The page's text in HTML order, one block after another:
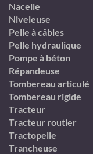
Nacelle
Niveleuse
Pelle à câbles
Pelle hydraulique
Pompe à béton
Répandeuse
Tombereau articulé
Tombereau rigide
Tracteur
Tracteur routier
Tractopelle
Trancheuse